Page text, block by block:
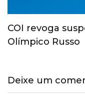
COI revoga
Olímpico Russo
Deixe um